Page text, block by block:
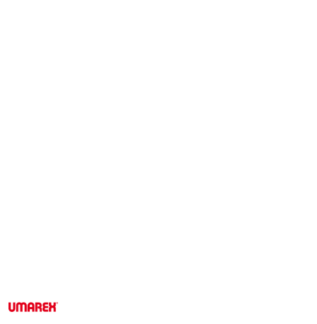
NAZWA
PRODUCENTA: